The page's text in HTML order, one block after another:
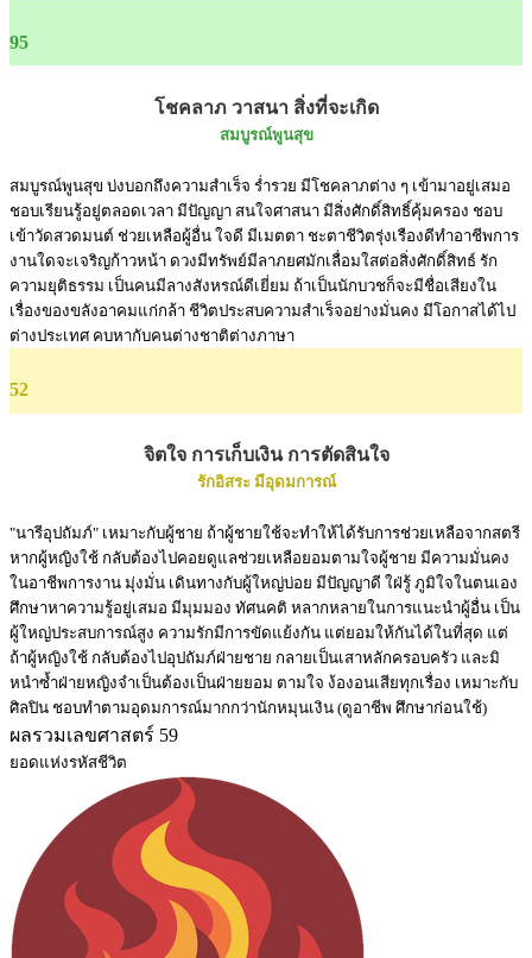
95
โชคลาภ วาสนา สิ่งที่จะเกิด
สมบูรณ์พูนสุข
สมบูรณ์พูนสุข บ่งบอกถึงความสำเร็จ ร่ำรวย มีโชคลาภต่าง ๆ เข้ามาอยู่เสมอ
ชอบเรียนรู้อยู่ตลอดเวลา มีปัญญา สนใจศาสนา มีสิ่งศักดิ์สิทธิ์คุ้มครอง ชอบ
เข้าวัดสวดมนต์ ช่วยเหลือผู้อื่น ใจดี มีเมตตา ชะตาชีวิตรุ่งเรืองดีทำอาชีพการ
งานใดจะเจริญก้าวหน้า ดวงมีทรัพย์มีลาภยศมักเลื่อมใสต่อสิ่งศักดิ์สิทธ์ รัก
ความยุติธรรม เป็นคนมีลางสังหรณ์ดีเยี่ยม ถ้าเป็นนักบวชก็จะมีชื่อเสียงใน
เรื่องของขลังอาคมแก่กล้า ชีวิตประสบความสำเร็จอย่างมั่นคง มีโอกาสได้ไป
ต่างประเทศ คบหากับคนต่างชาติต่างภาษา
52
จิตใจ การเก็บเงิน การตัดสินใจ
รักอิสระ มีอุดมการณ์
"นารีอุปถัมภ์" เหมาะกับผู้ชาย ถ้าผู้ชายใช้จะทำให้ได้รับการช่วยเหลือจากสตรี
หากผู้หญิงใช้ กลับต้องไปคอยดูแลช่วยเหลือยอมตามใจผู้ชาย มีความมั่นคง
ในอาชีพการงาน มุ่งมั่น เดินทางกับผู้ใหญ่บ่อย มีปัญญาดี ใฝ่รู้ ภูมิใจในตนเอง
ศึกษาหาความรู้อยู่เสมอ มีมุมมอง ทัศนคติ หลากหลายในการแนะนำผู้อื่น เป็น
ผู้ใหญ่ประสบการณ์สูง ความรักมีการขัดแย้งกัน แต่ยอมให้กันได้ในที่สุด แต่
ถ้าผู้หญิงใช้ กลับต้องไปอุปถัมภ์ฝ่ายชาย กลายเป็นเสาหลักครอบครัว และมิ
หนำซ้ำฝ่ายหญิงจำเป็นต้องเป็นฝ่ายยอม ตามใจ ง้องอนเสียทุกเรื่อง เหมาะกับ
ศิลปิน ชอบทำตามอุดมการณ์มากกว่านักหมุนเงิน (ดูอาชีพ ศึกษาก่อนใช้)
ผลรวมเลขศาสตร์ 59
ยอดแห่งรหัสชีวิต